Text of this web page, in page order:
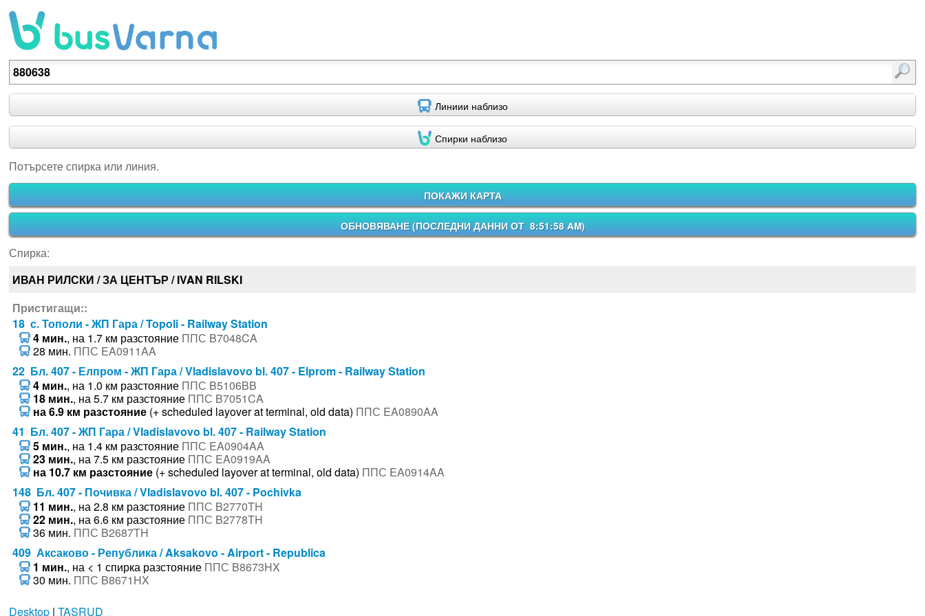
Потърсете спирка или линия.
Линиии наблизо
Спирки наблизо
Потърсете спирка или линия.
ПОКАЖИ КАРТА
ОБНОВЯВАНЕ (ПОСЛЕДНИ ДАННИ ОТ 8:51:58 AM)
Спирка:
ИВАН РИЛСКИ / ЗА ЦЕНТЪР / IVAN RILSKI
Пристигащи::
18 с. Тополи - ЖП Гара / Topoli - Railway Station
4 мин., на 1.7 км разстояние ППС B7048CA
28 мин. ППС EA0911AA
22 Бл. 407 - Елпром - ЖП Гара / Vladislavovo bl. 407 - Elprom - Railway Station
4 мин., на 1.0 км разстояние ППС B5106BB
18 мин., на 5.7 км разстояние ППС B7051CA
на 6.9 км разстояние(+ scheduled layover at terminal, old data) ППС EA0890AA
41 Бл. 407 - ЖП Гара / Vladislavovo bl. 407 - Railway Station
5 мин., на 1.4 км разстояние ППС EA0904AA
23 мин., на 7.5 км разстояние ППС EA0919AA
на 10.7 км разстояние(+ scheduled layover at terminal, old data) ППС EA0914AA
148 Бл. 407 - Почивка / Vladislavovo bl. 407 - Pochivka
11 мин., на 2.8 км разстояние ППС B2770TH
22 мин., на 6.6 км разстояние ППС B2778TH
36 мин. ППС B2687TH
409 Аксаково - Република / Aksakovo - Airport - Republica
1 мин., на < 1 спирка разстояние ППС B8673HX
30 мин. ППС B8671HX
Desktop| TASRUD